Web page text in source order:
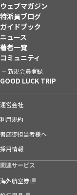
ウェブマガジン
特派員ブログ
ガイドブック
ニュース
著者一覧
コミュニティ
新規会員登録
GOOD LUCK TRIP
運営会社
利用規約
書店御担当者様へ
採用情報
関連サービス
海外航空券